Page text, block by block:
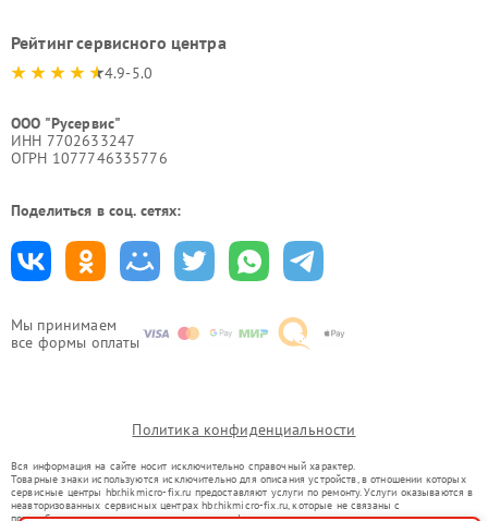
Мы принимаем
все формы оплаты
Рейтинг сервисного центра
4.9-5.0
ООО "Русервис"
ИНН 7702633247
ОГРН 1077746335776
Поделиться в соц. сетях:
Политика конфиденциальности
Вся информация на сайте носит исключительно справочный характер.
Товарные знаки используются исключительно для описания устройств, в отношении которых
сервисные центры hbr.hikmicro-fix.ru предоставляют услуги по ремонту. Услуги оказываются в
неавторизованных сервисных центрах hbr.hikmicro-fix.ru, которые не связаны с